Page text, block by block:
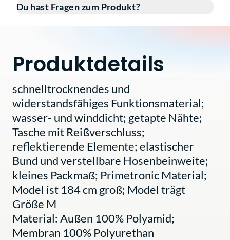
Du hast Fragen zum Produkt?
Produktdetails
schnelltrocknendes und
widerstandsfähiges Funktionsmaterial;
wasser- und winddicht; getapte Nähte;
Tasche mit Reißverschluss;
reflektierende Elemente; elastischer
Bund und verstellbare Hosenbeinweite;
kleines Packmaß; Primetronic Material;
Model ist 184 cm groß; Model trägt
Größe M
Material: Außen 100% Polyamid;
Membran 100% Polyurethan